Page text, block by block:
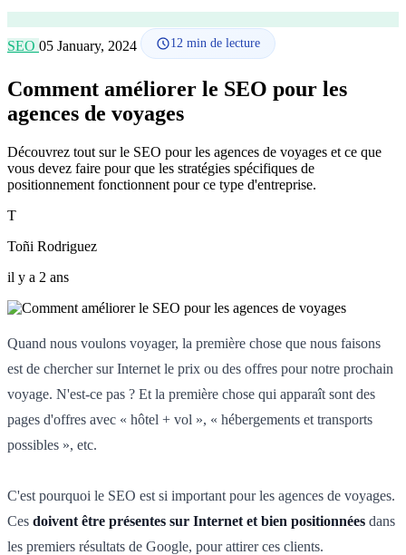
SEO 05 January, 2024 12 min de lecture
Comment améliorer le SEO pour les
agences de voyages
Découvrez tout sur le SEO pour les agences de voyages et ce que
vous devez faire pour que les stratégies spécifiques de
positionnement fonctionnent pour ce type d'entreprise.
T
Toñi Rodriguez
il y a 2 ans
Quand nous voulons voyager, la première chose que nous faisons
est de chercher sur Internet le prix ou des offres pour notre prochain
voyage. N'est-ce pas ? Et la première chose qui apparaît sont des
pages d'offres avec « hôtel + vol », « hébergements et transports
possibles », etc.
C'est pourquoi le SEO est si important pour les agences de voyages.
Ces doivent être présentes sur Internet et bien positionnées dans
les premiers résultats de Google, pour attirer ces clients.